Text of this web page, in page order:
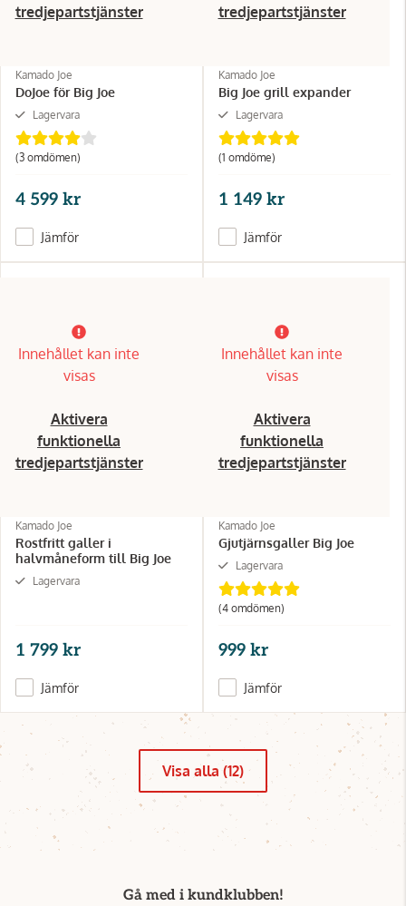
tredjepartstjänster
Kamado Joe
DoJoe för Big Joe
Lagervara
(3 omdömen)
4 599 kr
Jämför
tredjepartstjänster
Kamado Joe
Big Joe grill expander
Lagervara
(1 omdöme)
1 149 kr
Jämför
Innehållet kan inte
visas
Aktivera
funktionella
tredjepartstjänster
Kamado Joe
Rostfritt galler i
halvmåneform till Big Joe
Lagervara
1 799 kr
Jämför
Innehållet kan inte
visas
Aktivera
funktionella
tredjepartstjänster
Kamado Joe
Gjutjärnsgaller Big Joe
Lagervara
(4 omdömen)
999 kr
Jämför
Visa alla (12)
Gå med i kundklubben!